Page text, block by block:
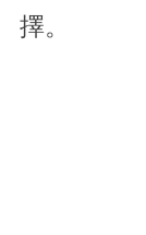
擇。